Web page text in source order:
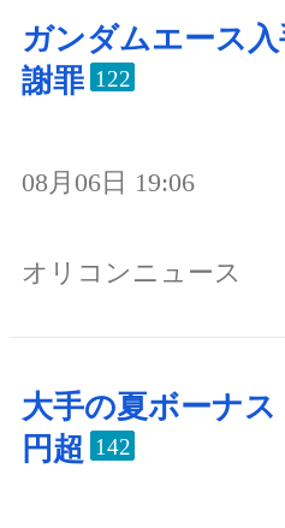
ガンダムエース
謝罪 122
08月06日 19:06
オリコンニュース
大手の夏ボーナス
円超 142